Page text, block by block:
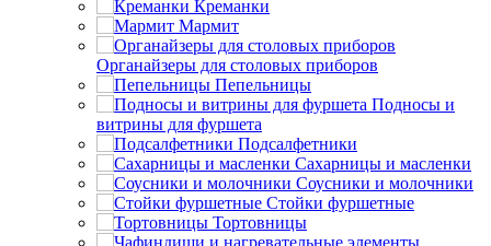
Креманки
Мармит
Органайзеры для столовых приборов
Пепельницы
Подносы и
витрины для фуршета
Подсалфетники
Сахарницы и масленки
Соусники и молочники
Стойки фуршетные
Тортовницы